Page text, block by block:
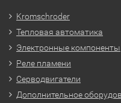
Kromschroder
Тепловая автоматика
Электронные компоненты
Реле пламени
Серводвигатели
Дополнительное